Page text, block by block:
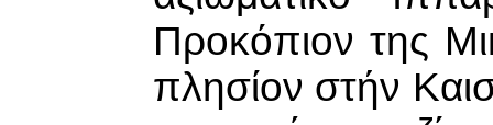
Προκόπιον της
πλησίον στήν